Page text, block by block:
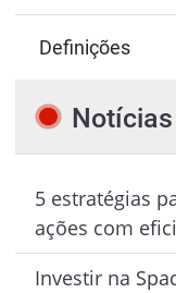
Definições
Notícias
5 estratégias
ações com
Investir na